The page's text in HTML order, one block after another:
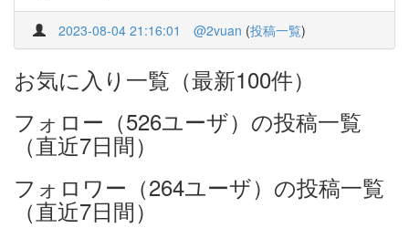
2023-08-04 21:16:01 @2vuan (投稿一覧)
お気に入り一覧（最新100件）
フォロー（526ユーザ）の投稿一覧
（直近7日間）
フォロワー（264ユーザ）の投稿一覧
（直近7日間）